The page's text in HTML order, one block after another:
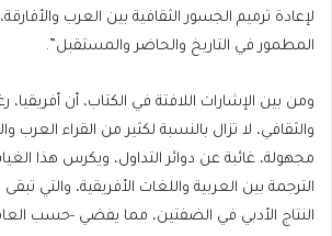
لإعادة ترميم الجسور الثقافية بين العرب
المطمور في التاريخ والحاضر والمستقبل”.
ومن بين الإشارات اللافتة في الكتاب، أن أفريقيا،
والثقافي، لا تزال بالنسبة لكثير من القراء العرب
مجهولة، غائبة عن دوائر التداول، ويكرس هذا
الترجمة بين العربية واللغات الأفريقية، والتي تبقى
النتاج الأدبي في الضفتين، مما يفضي -حسب